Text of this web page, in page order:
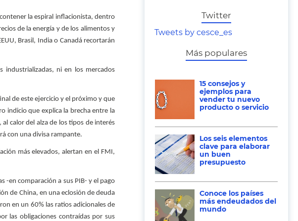
la espiral inflacionista, dentro
de la energía y de los alimentos y
Brasil, India o Canadá recortarán
industrializadas, ni en los mercados
de este ejercicio y el próximo y que
indicio que explica la brecha entre la
al calor del alza de los tipos de interés
con una divisa rampante.
más elevados, alertan en el FMI,
-en comparación a sus PIB- y el pago
de China, en una eclosión de deuda
en un 60% las ratios adicionales de
las obligaciones contraídas por sus
Twitter
Tweets by cesce_es
Más populares
15 consejos y
ejemplos para
vender tu nuevo
producto o servicio
Los seis elementos
clave para elaborar
un buen
presupuesto
Conoce los países
más endeudados del
mundo